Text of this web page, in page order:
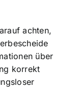
achten,
über
korrekt